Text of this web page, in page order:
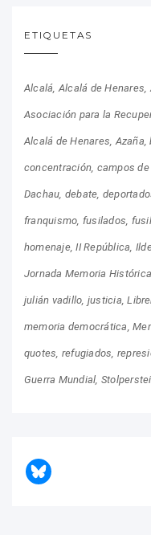
ETIQUETAS
Alcalá Alcalá de Henares
Asociación para la
Alcalá de Henares Azaña
concentración campos
Dachau debate
franquismo fusilados
homenaje II República
Jornada Memoria
julián vadillo justicia
memoria democrática
quotes refugiados
Guerra Mundial